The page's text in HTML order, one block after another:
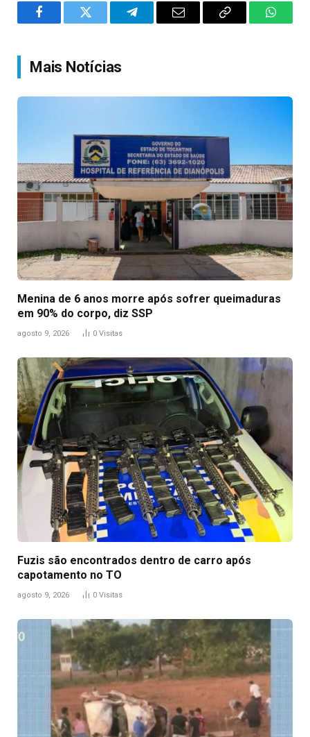
FacebookTwitter TelegramEmail
Copy
Mais Notícias
Menina de 6 anos morre após sofrer queimaduras
em 90% do corpo, diz SSP
agosto 9, 2026 0 Visitas
Fuzis são encontrados dentro de carro após
capotamento no TO
agosto 9, 2026 0 Visitas